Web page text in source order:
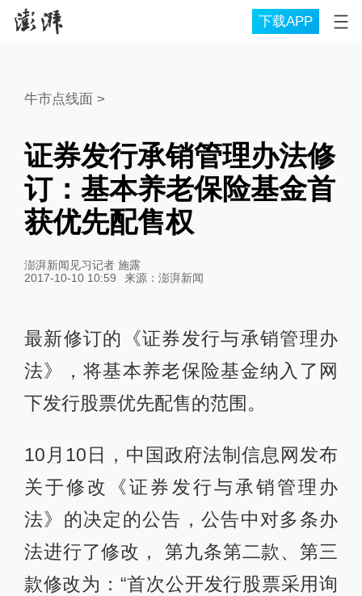
下载APP
牛市点线面>
证券发行承销管理办法修
订：基本养老保险基金首
获优先配售权
澎湃新闻见习记者 施露
2017-10-10 10:59
来源： 澎湃新闻
最新修订的《证券发行与承销管理办
法》，将基本养老保险基金纳入了网
下发行股票优先配售的范围。
10月10日，中国政府法制信息网发布
关于修改《证券发行与承销管理办
法》的决定的公告，公告中对多条办
法进行了修改， 第九条第二款、第三
款修改为：“首次公开发行股票采用询